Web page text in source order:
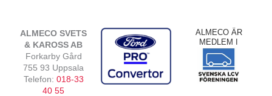
ALMECO SVETS
& KAROSS AB
Forkarby Gård
755 93 Uppsala
Telefon: 018-33
40 55
ALMECO ÄR
MEDLEM I